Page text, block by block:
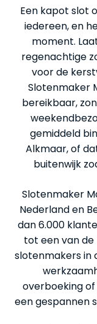
Een kapot slot
iedereen, en
moment.
regenachtige
voor de
Slotenmaker
bereikbaar,
gemiddeld
Alkmaar, of
buitenwijk
Slotenmaker
Nederland en
dan 6.000
tot een van
slotenmakers in
overboeking
een gespannen